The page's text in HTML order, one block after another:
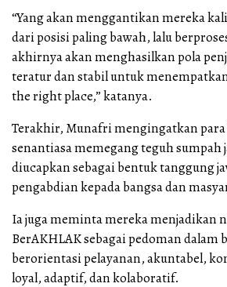
“Yang akan menggantikan mereka
dari posisi paling bawah, lalu
akhirnya akan menghasilkan pola
teratur dan stabil untuk
the right place,” katanya.
Terakhir, Munafri mengingatkan para
senantiasa memegang teguh sumpah
diucapkan sebagai bentuk tanggung
pengabdian kepada bangsa dan
Ia juga meminta mereka menjadikan
BerAKHLAK sebagai pedoman dalam
berorientasi pelayanan, akuntabel,
loyal, adaptif, dan kolaboratif.